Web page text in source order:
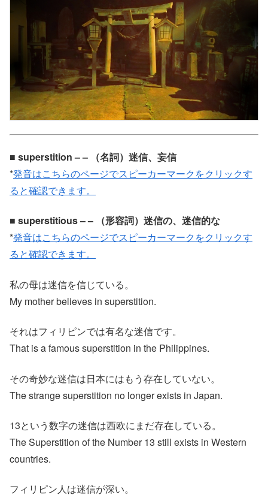
■ superstition – – （名詞）迷信、妄信
*発音はこちらのページでスピーカーマークをクリックす
ると確認できます。
■ superstitious – – （形容詞）迷信の、迷信的な
*発音はこちらのページでスピーカーマークをクリックす
ると確認できます。
私の母は迷信を信じている。
My mother believes in superstition.
それはフィリピンでは有名な迷信です。
That is a famous superstition in the Philippines.
その奇妙な迷信は日本にはもう存在していない。
The strange superstition no longer exists in Japan.
13という数字の迷信は西欧にまだ存在している。
The Superstition of the Number 13 still exists in Western
countries.
フィリピン人は迷信が深い。